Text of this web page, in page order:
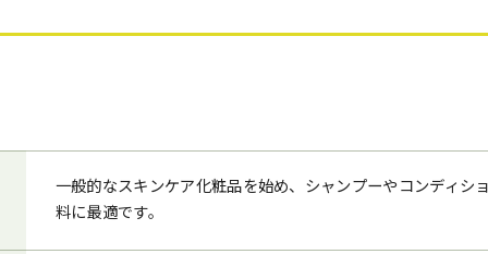
一般的なスキンケア化粧品を始め、シャンプーやコンディシ
料に最適です。